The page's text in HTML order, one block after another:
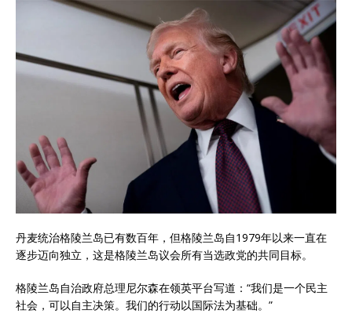
丹麦统治格陵兰岛已有数百年，但格陵兰岛自1979年以来一直在
逐步迈向独立，这是格陵兰岛议会所有当选政党的共同目标。
格陵兰岛自治政府总理尼尔森在领英平台写道：“我们是一个民主
社会，可以自主决策。我们的行动以国际法为基础。”